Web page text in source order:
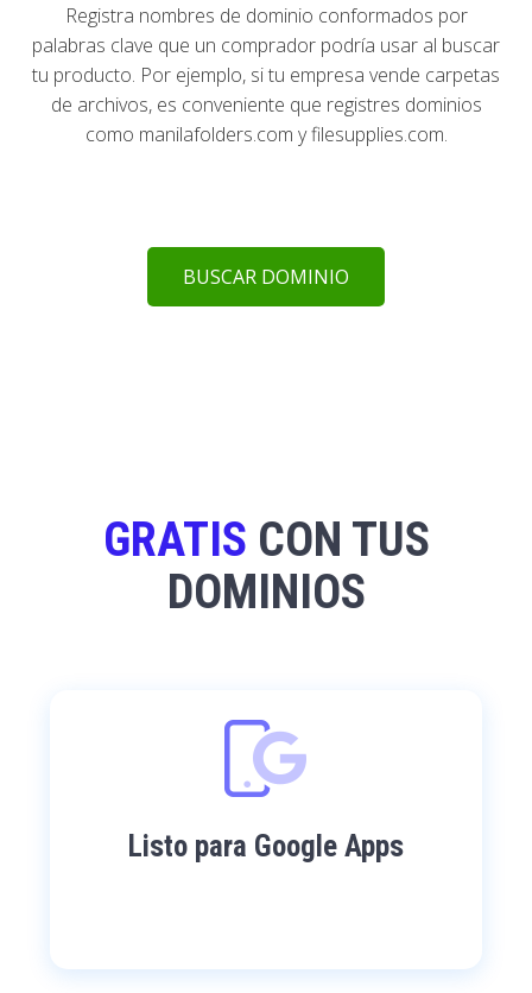
Registra nombres de dominio conformados por
palabras clave que un comprador podría usar al buscar
tu producto. Por ejemplo, si tu empresa vende carpetas
de archivos, es conveniente que registres dominios
como manilafolders.com y filesupplies.com.
BUSCAR DOMINIO
GRATIS CON TUS
DOMINIOS
Listo para Google Apps